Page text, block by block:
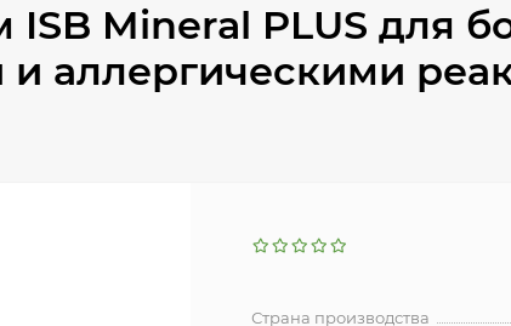
Mineral PLUS для
аллергическими
Страна производства